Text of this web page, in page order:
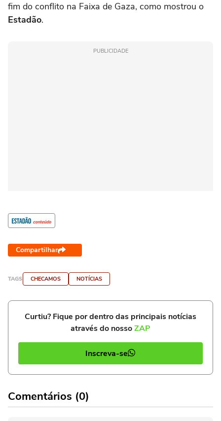
fim do conflito na Faixa de Gaza, como mostrou o
Estadão.
PUBLICIDADE
Compartilhar
TAGS CHECAMOS NOTÍCIAS
Curtiu? Fique por dentro das principais notícias
através do nossoZAP
Inscreva-se
Comentários (0)